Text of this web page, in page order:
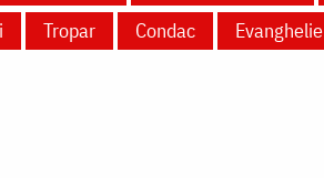
Tropar Condac Evanghelie